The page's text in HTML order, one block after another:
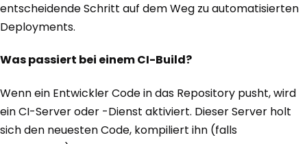
entscheidende Schritt auf dem Weg zu automatisierten
Deployments.
Was passiert bei einem CI-Build?
Wenn ein Entwickler Code in das Repository pusht, wird
ein CI-Server oder -Dienst aktiviert. Dieser Server holt
sich den neuesten Code, kompiliert ihn (falls